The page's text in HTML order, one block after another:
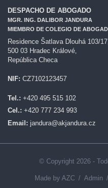
DESPACHO DE ABOGADO
MGR. ING. DALIBOR JANDURA
MIEMBRO DE COLEGIO DE
Residence Šatlava Dlouhá 103/17,
500 03 Hradec Králové,
República Checa
NIF: CZ7102123457
Tel.: +420 495 515 102
Cel.: +420 777 234 993
Email: jandura@akjandura.cz
© Copyright 2026 -
Made by AZC Admin